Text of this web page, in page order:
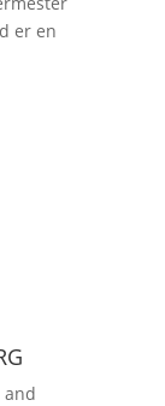
er en
and